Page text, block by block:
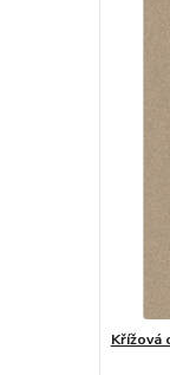
Křížová